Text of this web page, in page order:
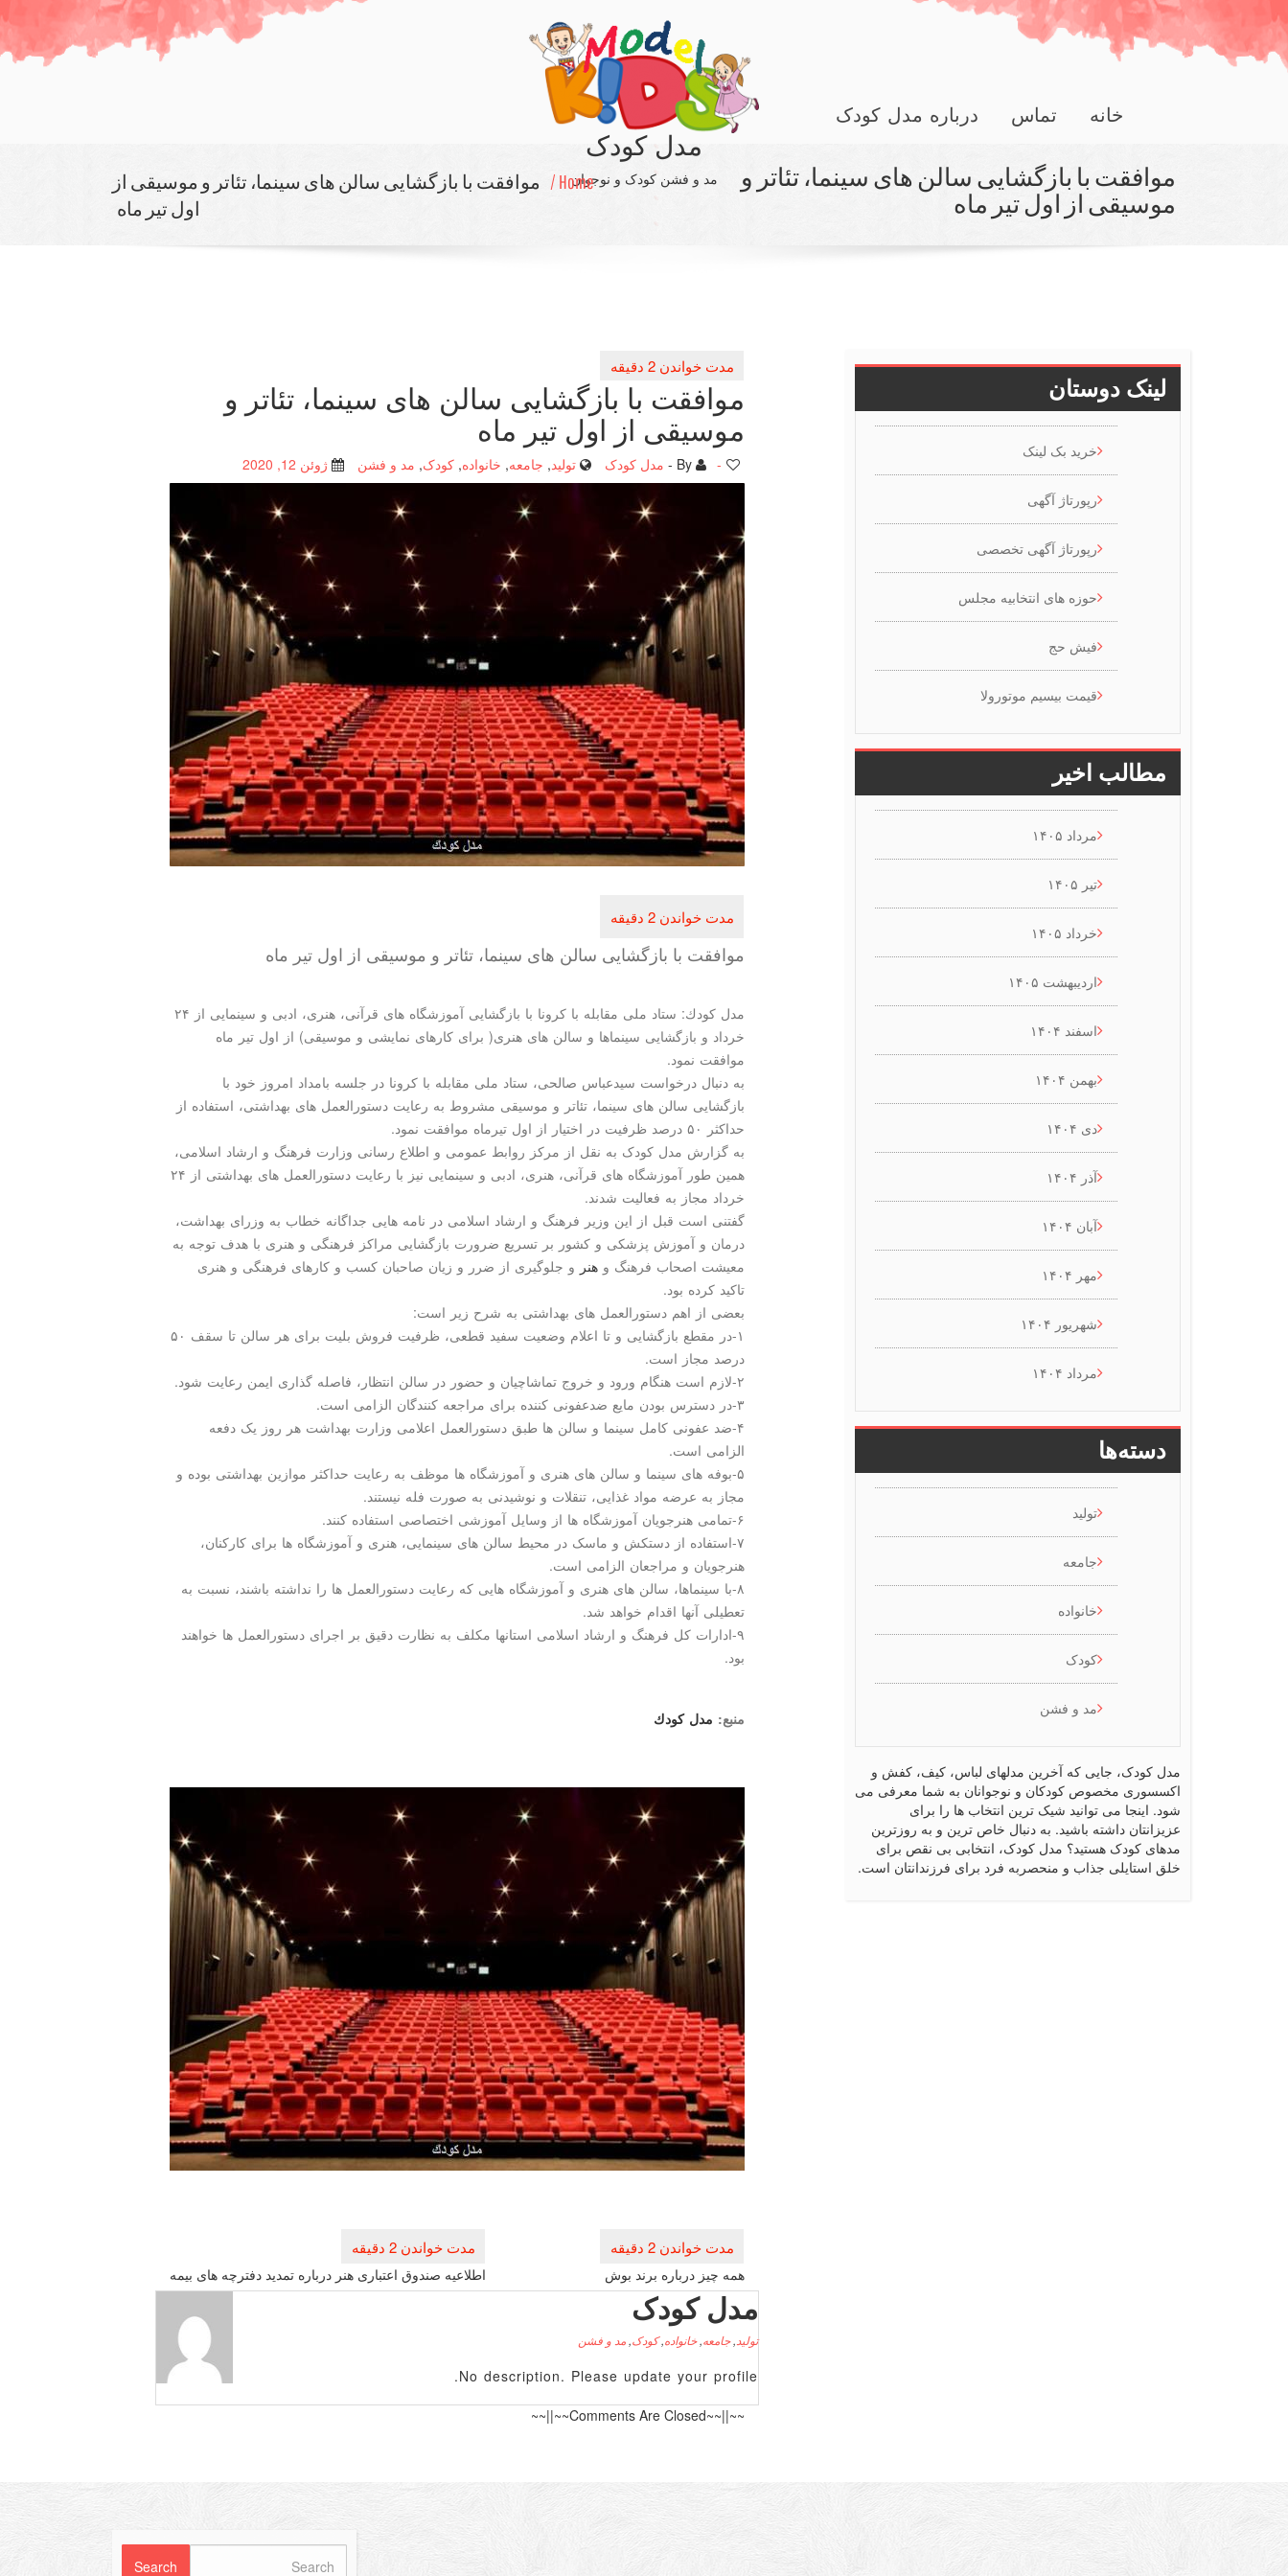
مدل کودک
مد و فشن کودک و نوجوان
خانه تماس درباره مدل کودک
Home /
موافقت با بازگشایی سالن های سینما، تئاتر و موسیقی از
اول تیر ماه
موافقت با بازگشایی سالن های سینما، تئاتر و
موسیقی از اول تیر ماه
موافقت با بازگشایی سالن های سینما، تئاتر و
موسیقی از اول تیر ماه
مدل کودک تولید, جامعه, خانواده, کودک, مد و فشن ژوئن 12, 2020 -
موافقت با بازگشایی سالن های سینما، تئاتر و موسیقی از اول تیر ماه
مدل كودك: ستاد ملی مقابله با كرونا با بازگشایی آموزشگاه های قرآنی، هنری، ادبی و سینمایی از ۲۴
خرداد و بازگشایی سینماها و سالن های هنری( برای كارهای نمایشی و موسیقی) از اول تیر ماه
موافقت نمود.
به دنبال درخواست سیدعباس صالحی، ستاد ملی مقابله با کرونا در جلسه بامداد امروز خود با
بازگشایی سالن های سینما، تئاتر و موسیقی مشروط به رعایت دستورالعمل های بهداشتی، استفاده از
حداکثر ۵۰ درصد ظرفیت در اختیار از اول تیرماه موافقت نمود.
به گزارش مدل کودک به نقل از مرکز روابط عمومی و اطلاع رسانی وزارت فرهنگ و ارشاد اسلامی،
همین طور آموزشگاه های قرآنی، هنری، ادبی و سینمایی نیز با رعایت دستورالعمل های بهداشتی از ۲۴
خرداد مجاز به فعالیت شدند.
گفتنی است قبل از این وزیر فرهنگ و ارشاد اسلامی در نامه هایی جداگانه خطاب به وزرای بهداشت،
درمان و آموزش پزشکی و کشور بر تسریع ضرورت بازگشایی مراکز فرهنگی و هنری با هدف توجه به
معیشت اصحاب فرهنگ و هنر و جلوگیری از ضرر و زیان صاحبان کسب و کارهای فرهنگی و هنری
تاکید کرده بود.
بعضی از اهم دستورالعمل های بهداشتی به شرح زیر است:
۱-در مقطع بازگشایی و تا اعلام وضعیت سفید قطعی، ظرفیت فروش بلیت برای هر سالن تا سقف ۵۰
درصد مجاز است.
۲-لازم است هنگام ورود و خروج تماشاچیان و حضور در سالن انتظار، فاصله گذاری ایمن رعایت شود.
۳-در دسترس بودن مایع ضدعفونی کننده برای مراجعه کنندگان الزامی است.
۴-ضد عفونی کامل سینما و سالن ها طبق دستورالعمل اعلامی وزارت بهداشت هر روز یک دفعه
الزامی است.
۵-بوفه های سینما و سالن های هنری و آموزشگاه ها موظف به رعایت حداکثر موازین بهداشتی بوده و
مجاز به عرضه مواد غذایی، تنقلات و نوشیدنی به صورت فله نیستند.
۶-تمامی هنرجویان آموزشگاه ها از وسایل آموزشی اختصاصی استفاده کنند.
۷-استفاده از دستکش و ماسک در محیط سالن های سینمایی، هنری و آموزشگاه ها برای کارکنان،
هنرجویان و مراجعان الزامی است.
۸-با سینماها، سالن های هنری و آموزشگاه هایی که رعایت دستورالعمل ها را نداشته باشند، نسبت به
تعطیلی آنها اقدام خواهد شد.
۹-ادارات کل فرهنگ و ارشاد اسلامی استانها مکلف به نظارت دقیق بر اجرای دستورالعمل ها خواهند
بود.
منبع: مدل كودك
راهبری
نوشته اطلاعیه صندوق اعتباری هنر درباره تمدید دفترچه های بیمه همه چیز درباره برند بوش
مدل کودک
تولید ,جامعه,خانواده,کودک, مد و فشن
No description. Please update your profile.
~~||~~Comments Are Closed~~||~~
لینک دوستان
خرید بک لینک
رپورتاژ آگهی
رپورتاژ آگهی تخصصی
حوزه های انتخابیه مجلس
فیش حج
قیمت بیسیم موتورولا
مطالب اخیر
مرداد ۱۴۰۵
تیر ۱۴۰۵
خرداد ۱۴۰۵
اردیبهشت ۱۴۰۵
اسفند ۱۴۰۴
بهمن ۱۴۰۴
دی ۱۴۰۴
آذر ۱۴۰۴
آبان ۱۴۰۴
مهر ۱۴۰۴
شهریور ۱۴۰۴
مرداد ۱۴۰۴
دسته‌ها
تولید
جامعه
خانواده
کودک
مد و فشن
مدل کودک، جایی که آخرین مدلهای لباس، کیف، کفش و
اکسسوری مخصوص کودکان و نوجوانان به شما معرفی می
شود. اینجا می توانید شیک ترین انتخاب ها را برای
عزیزانتان داشته باشید. به دنبال خاص ترین و به روزترین
مدهای کودک هستید؟ مدل کودک، انتخابی بی نقص برای
خلق استایلی جذاب و منحصربه فرد برای فرزندانتان است.